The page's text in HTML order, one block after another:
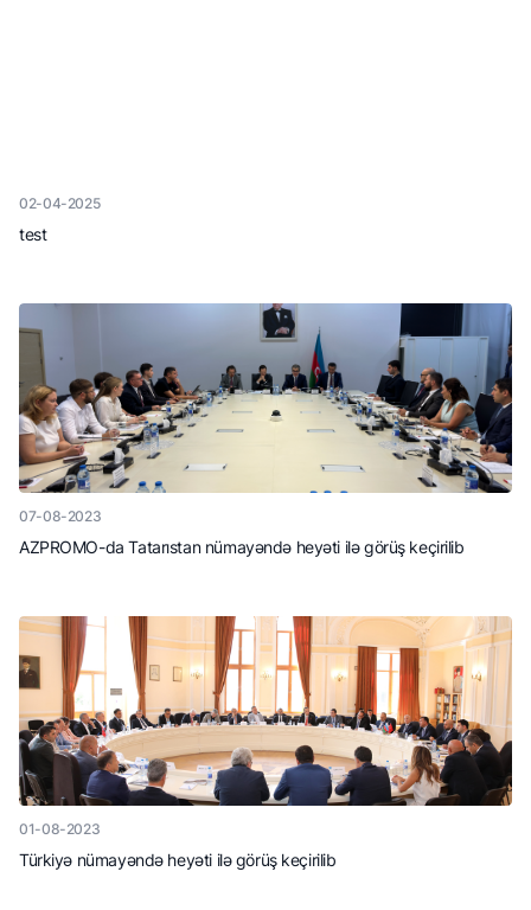
02-04-2025
test
07-08-2023
AZPROMO-da Tatarıstan nümayəndə heyəti ilə görüş keçirilib
01-08-2023
Türkiyə nümayəndə heyəti ilə görüş keçirilib